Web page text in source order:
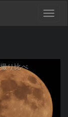
り比べ